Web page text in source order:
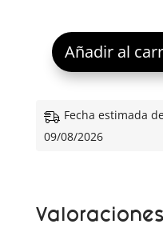
Añadir al
Fecha estimada
09/08/2026
Valoraciones